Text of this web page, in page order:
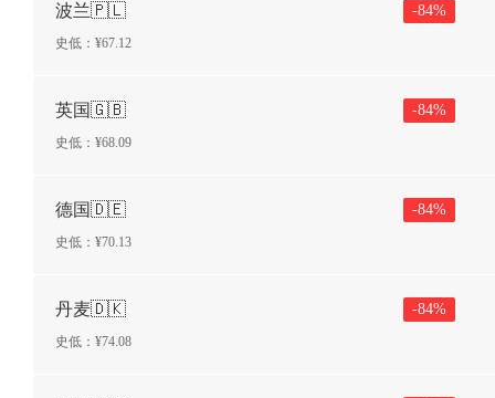
波兰🇵🇱 -84%
史低：¥67.12
英国🇬🇧 -84%
史低：¥68.09
德国🇩🇪 -84%
史低：¥70.13
丹麦🇩🇰 -84%
史低：¥74.08